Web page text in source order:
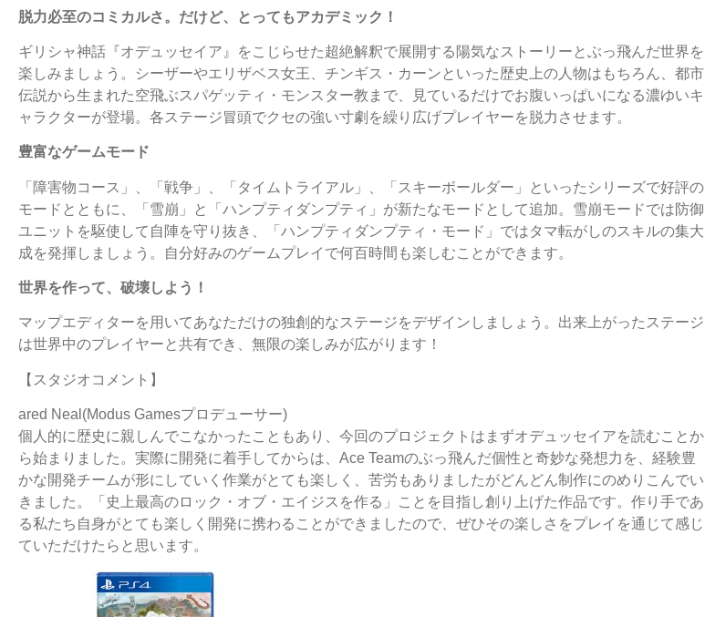
脱力必至のコミカルさ。だけど、とってもアカデミック！
ギリシャ神話『オデュッセイア』をこじらせた超絶解釈で展開する陽気なストーリーとぶっ飛んだ世界を
楽しみましょう。シーザーやエリザベス女王、チンギス・カーンといった歴史上の人物はもちろん、都市
伝説から生まれた空飛ぶスパゲッティ・モンスター教まで、見ているだけでお腹いっぱいになる濃ゆいキ
ャラクターが登場。各ステージ冒頭でクセの強い寸劇を繰り広げプレイヤーを脱力させます。
豊富なゲームモード
「障害物コース」、「戦争」、「タイムトライアル」、「スキーボールダー」といったシリーズで好評の
モードとともに、「雪崩」と「ハンプティダンプティ」が新たなモードとして追加。雪崩モードでは防御
ユニットを駆使して自陣を守り抜き、「ハンプティダンプティ・モード」ではタマ転がしのスキルの集大
成を発揮しましょう。自分好みのゲームプレイで何百時間も楽しむことができます。
世界を作って、破壊しよう！
マップエディターを用いてあなただけの独創的なステージをデザインしましょう。出来上がったステージ
は世界中のプレイヤーと共有でき、無限の楽しみが広がります！
【スタジオコメント】
ared Neal(Modus Gamesプロデューサー)
個人的に歴史に親しんでこなかったこともあり、今回のプロジェクトはまずオデュッセイアを読むことか
ら始まりました。実際に開発に着手してからは、Ace Teamのぶっ飛んだ個性と奇妙な発想力を、経験豊
かな開発チームが形にしていく作業がとても楽しく、苦労もありましたがどんどん制作にのめりこんでい
きました。「史上最高のロック・オブ・エイジスを作る」ことを目指し創り上げた作品です。作り手であ
る私たち自身がとても楽しく開発に携わることができましたので、ぜひその楽しさをプレイを通じて感じ
ていただけたらと思います。